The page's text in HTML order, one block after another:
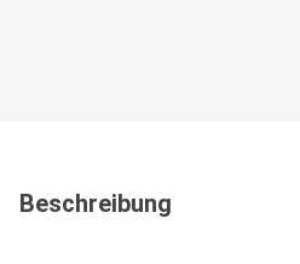
Beschreibung